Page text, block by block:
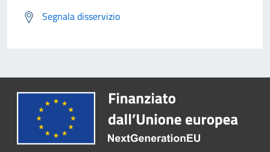
Segnala disservizio